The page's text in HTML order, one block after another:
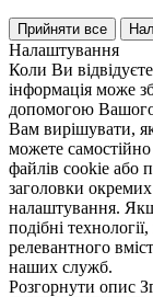
Прийняти все
Налаштування
Коли Ви
інформація може
допомогою
Вам вирішувати,
можете
файлів cookie або
заголовки окремих
налаштування.
подібні
релевантного
наших служб.
Розгорнути опис